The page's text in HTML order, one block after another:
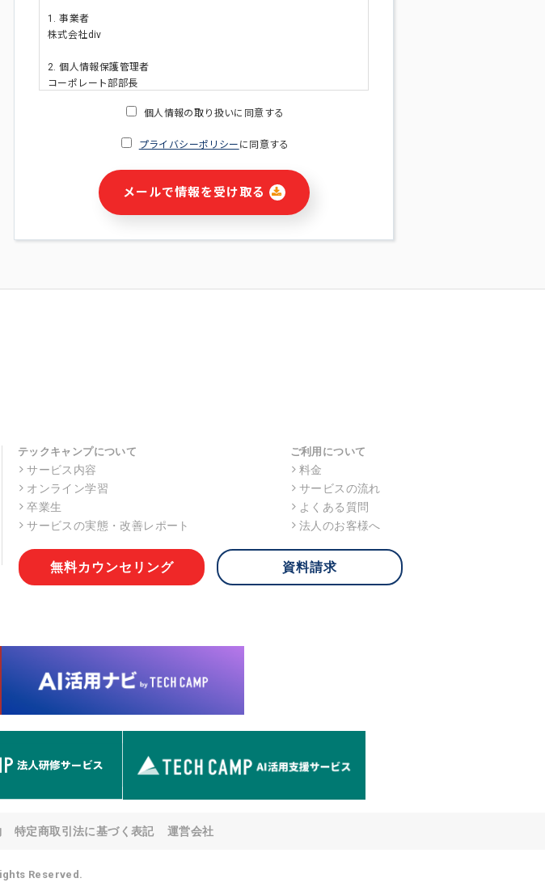
1. 事業者
株式会社div
2. 個人情報保護管理者
コーポレート部部長
・ご請求された資料の送付のため
・本サービス及び本サービスに関連する情報(当社及び第三者のサー
ビス又は商品等の広告配信・宣伝を含みますが、それらに限定されま
せん)の提供又はそれらに関する連絡のため
5. 個人情報取扱いの委託
当社は事業運営上、前項利用目的の範囲に限って個人情報を外部に委
託することがあります。この場合、個人情報保護水準の高い委託先を
選定し、個人情報の適正管理・機密保持についての契約を交わし、適
6. 個人情報の開示等の請求 ご本人様は、当社に対してご自身の個人
情報の開示等(利用目的の通知、開示、内容の訂正・追加・削除、利
す。ただし、申請が本人確認が不可能な場合や、個人情報保護法の定
す。 なお、アクセスログなどの個人情報以外の情報については、原則
【お問合せ窓口】
株式会社div 個人情報問合せ窓口
〒107-0052 東京都港区赤坂8-4-14 青山タワープレイス6階
メールアドレス:privacy_policy@di-v.co.jp
ご本人様が当社に個人情報を提供されるかどうかは任意によるもので
個人情報の取り扱いに同意する
プライバシーポリシー に同意する
メールで情報を受け取る
テックキャンプについて
サービス内容
オンライン学習
卒業生
サービスの実態・改善レポート
ご利用について
料金
サービスの流れ
よくある質問
法人のお客様へ
無料カウンセリング 資料請求
特定商取引法に基づく表記 運営会社
Reserved.